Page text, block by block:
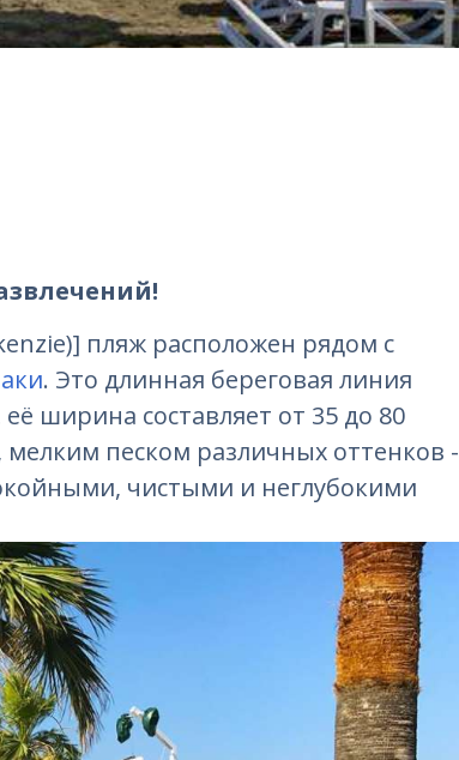
пляж расположен рядом с
. Это длинная береговая линия
ширина составляет от 35 до 80
песком различных оттенков -
чистыми и неглубокими